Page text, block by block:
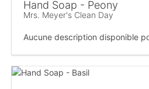
Hand Soap - Peony
Mrs. Meyer's Clean Day
Aucune description disponible